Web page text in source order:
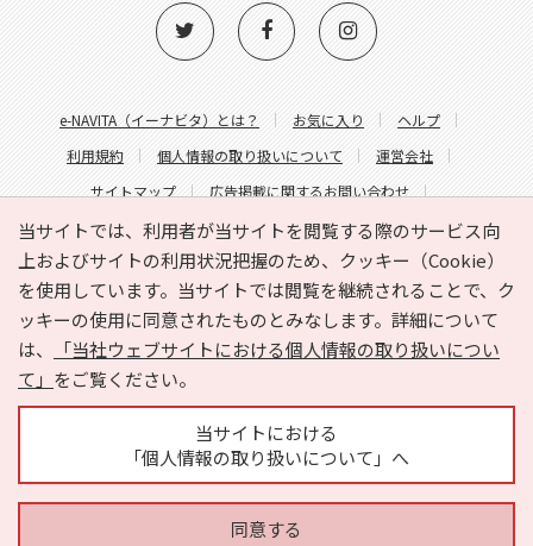
当サイトでは、利用者が当サイトを閲覧する際のサービス向
上およびサイトの利用状況把握のため、クッキー（Cookie）
を使用しています。当サイトでは閲覧を継続されることで、ク
ッキーの使用に同意されたものとみなします。詳細について
は、
「当社ウェブサイトにおける個人情報の取り扱いについ
て」 をご覧ください。
当サイトにおける
「個人情報の取り扱いについて」へ
同意する
e-NAVITA（イーナビタ）とは？ お気に入り
ヘルプ
利用規約
個人情報の取り扱いについて
運営会社
サイトマップ
広告掲載に関するお問い合わせ
サイトの内容に関するお問い合わせ
Copyright © HYOJITO.Co.,Ltd. All Rights Reserved.